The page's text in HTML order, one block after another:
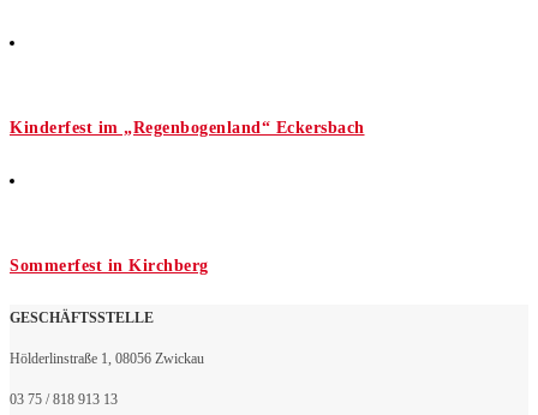
Kinderfest im „Regenbogenland“ Eckersbach
Sommerfest in Kirchberg
GESCHÄFTSSTELLE
Hölderlinstraße 1, 08056 Zwickau
03 75 / 818 913 13